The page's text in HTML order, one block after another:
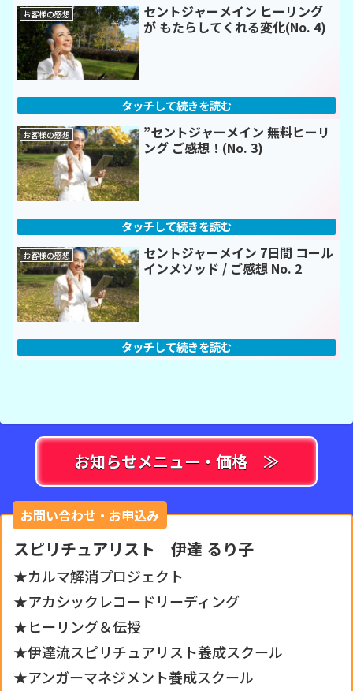
お客様の感想
セントジャーメイン ヒーリング
が もたらしてくれる変化(No. 4)
お客様の感想
”セントジャーメイン 無料ヒーリ
ング ご感想！(No. 3)
お客様の感想
セントジャーメイン 7日間 コール
インメソッド / ご感想 No. 2
お知らせメニュー・価格 ≫
お問い合わせ・お申込み
スピリチュアリスト 伊達 るり子
★カルマ解消プロジェクト
★アカシックレコードリーディング
★ヒーリング＆伝授
★伊達流スピリチュアリスト養成スクール
★アンガーマネジメント養成スクール